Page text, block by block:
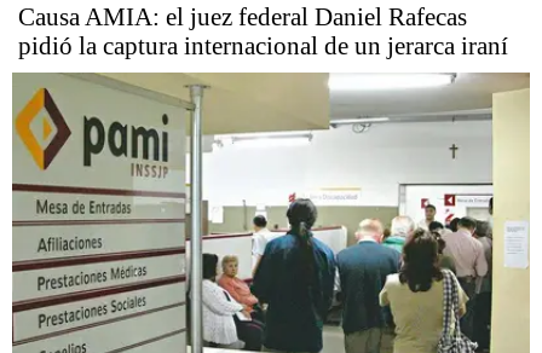
Causa AMIA: el juez federal Daniel Rafecas
pidió la captura internacional de un jerarca iraní